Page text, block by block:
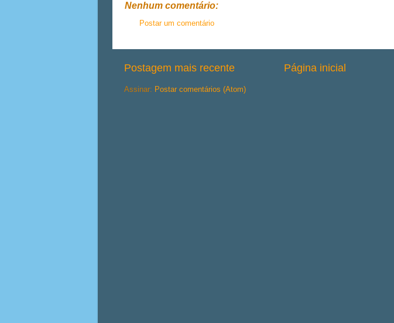
Nenhum comentário:
Postar um comentário
Postagem mais recente Página inicial
Assinar: Postar comentários (Atom)